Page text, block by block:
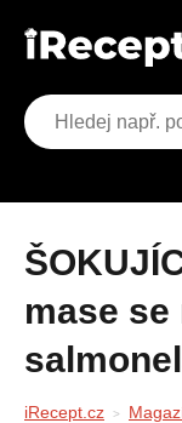
ŠOKUJÍCÍ! V tomto kuřecím
mase se
iRecept.cz